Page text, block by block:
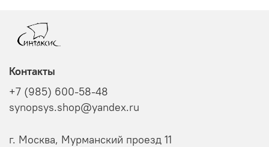
Контакты
+7 (985) 600-58-48
synopsys.shop@yandex.ru
г. Москва, Мурманский проезд 11